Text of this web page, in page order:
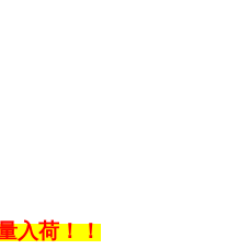
入荷！！